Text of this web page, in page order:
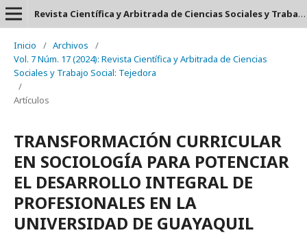
Revista Científica y Arbitrada de Ciencias Sociales y Trabajo Social: Tejedora. ISSN: 2697-3626
Inicio / Archivos
/
Vol. 7 Núm. 17 (2024): Revista Científica y Arbitrada de Ciencias
Sociales y Trabajo Social: Tejedora
/
Artículos
TRANSFORMACIÓN CURRICULAR
EN SOCIOLOGÍA PARA POTENCIAR
EL DESARROLLO INTEGRAL DE
PROFESIONALES EN LA
UNIVERSIDAD DE GUAYAQUIL